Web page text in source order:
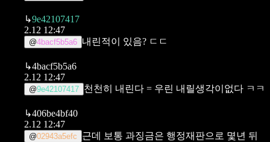
↳9e42107417
2.12 12:47
@4bacf5b5a6 내린적이 있음? ㄷㄷ
↳4bacf5b5a6
2.12 12:47
@9e42107417 천천히 내린다 = 우린 내릴생각이없다 ㅋㅋ
↳406be4bf40
2.12 12:47
@02943a5efc
근데 보통 과징금은 행정재판으로 몇년 뒤